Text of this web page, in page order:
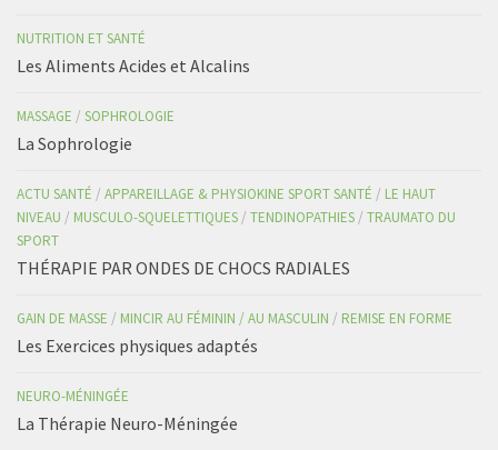
NUTRITION ET SANTÉ
Les Aliments Acides et Alcalins
MASSAGE / SOPHROLOGIE
La Sophrologie
ACTU SANTÉ / APPAREILLAGE & PHYSIOKINE SPORT SANTÉ / LE HAUT
NIVEAU / MUSCULO-SQUELETTIQUES / TENDINOPATHIES / TRAUMATO DU
SPORT
THÉRAPIE PAR ONDES DE CHOCS RADIALES
GAIN DE MASSE / MINCIR AU FÉMININ / AU MASCULIN / REMISE EN FORME
Les Exercices physiques adaptés
NEURO-MÉNINGÉE
La Thérapie Neuro-Méningée